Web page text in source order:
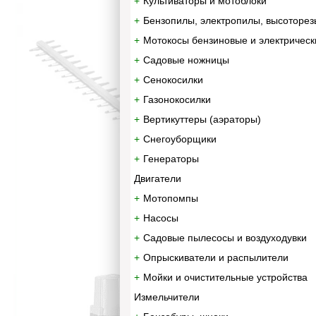
Бензопилы, электропилы,
Мотокосы бензиновые и
Садовые ножницы
Сенокосилки
Газонокосилки
Вертикуттеры (аэраторы)
Снегоуборщики
Генераторы
Двигатели
Мотопомпы
Насосы
Садовые пылесосы и воздуходувки
Опрыскиватели и распылители
Мойки и очистительные устройства
Измельчители